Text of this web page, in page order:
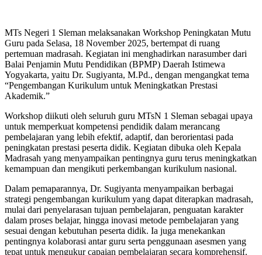
MTs Negeri 1 Sleman melaksanakan Workshop Peningkatan Mutu
Guru pada Selasa, 18 November 2025, bertempat di ruang
pertemuan madrasah. Kegiatan ini menghadirkan narasumber dari
Balai Penjamin Mutu Pendidikan (BPMP) Daerah Istimewa
Yogyakarta, yaitu Dr. Sugiyanta, M.Pd., dengan mengangkat tema
“Pengembangan Kurikulum untuk Meningkatkan Prestasi
Akademik.”
Workshop diikuti oleh seluruh guru MTsN 1 Sleman sebagai upaya
untuk memperkuat kompetensi pendidik dalam merancang
pembelajaran yang lebih efektif, adaptif, dan berorientasi pada
peningkatan prestasi peserta didik. Kegiatan dibuka oleh Kepala
Madrasah yang menyampaikan pentingnya guru terus meningkatkan
kemampuan dan mengikuti perkembangan kurikulum nasional.
Dalam pemaparannya, Dr. Sugiyanta menyampaikan berbagai
strategi pengembangan kurikulum yang dapat diterapkan madrasah,
mulai dari penyelarasan tujuan pembelajaran, penguatan karakter
dalam proses belajar, hingga inovasi metode pembelajaran yang
sesuai dengan kebutuhan peserta didik. Ia juga menekankan
pentingnya kolaborasi antar guru serta penggunaan asesmen yang
tepat untuk mengukur capaian pembelajaran secara komprehensif.